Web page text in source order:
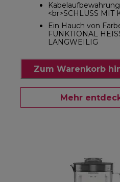
Kabelaufbewahrung
<br>SCHLUSS MIT
Ein Hauch von
FUNKTIONAL
LANGWEILIG
Zum Warenkorb
Mehr